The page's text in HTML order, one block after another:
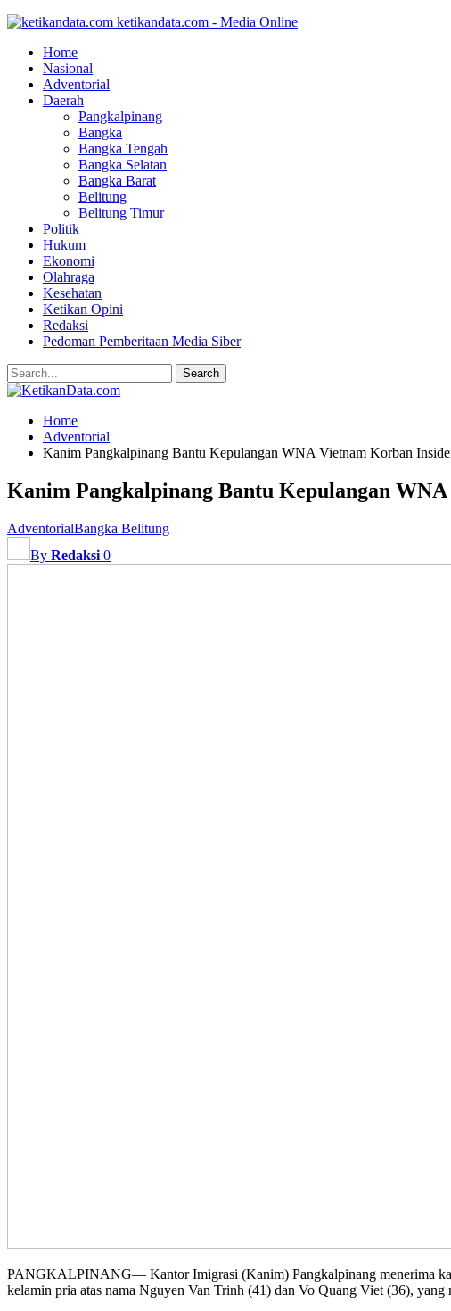
ketikandata.com - Media Online
Home
Nasional
Adventorial
Daerah
Pangkalpinang
Bangka
Bangka Tengah
Bangka Selatan
Bangka Barat
Belitung
Belitung Timur
Politik
Hukum
Ekonomi
Olahraga
Kesehatan
Ketikan Opini
Redaksi
Pedoman Pemberitaan Media Siber
Home
Adventorial
Kanim Pangkalpinang Bantu Kepulangan WNA Vietnam Korban
Kanim Pangkalpinang Bantu Kepulangan
AdventorialBangka Belitung
By Redaksi 0
PANGKALPINANG— Kantor Imigrasi (Kanim) Pangkalpinang menerima
kelamin pria atas nama Nguyen Van Trinh (41) dan Vo Quang Viet (36),